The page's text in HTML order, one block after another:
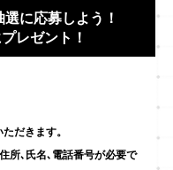
に応募しよう！
レゼント！
だきます。
所､氏名､電話番号が必要で